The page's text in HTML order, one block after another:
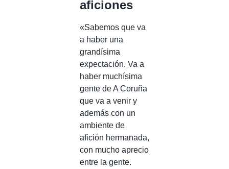
aficiones
«Sabemos que va
a haber una
grandísima
expectación. Va a
haber muchísima
gente de A Coruña
que va a venir y
además con un
ambiente de
afición hermanada,
con mucho aprecio
entre la gente.